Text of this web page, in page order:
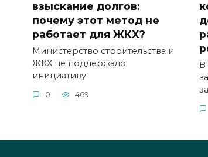
взыскание долгов:
почему этот метод не
работает для ЖКХ?
Министерство строительства и
ЖКХ не поддержало
инициативу
0 469
В